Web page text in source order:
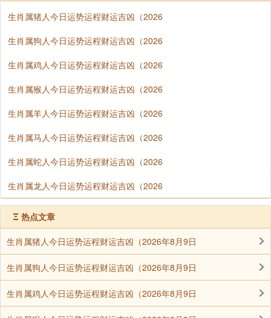
生肖属猪人今日运势运程财运吉凶（2026
生肖属狗人今日运势运程财运吉凶（2026
生肖属鸡人今日运势运程财运吉凶（2026
生肖属猴人今日运势运程财运吉凶（2026
生肖属羊人今日运势运程财运吉凶（2026
生肖属马人今日运势运程财运吉凶（2026
生肖属蛇人今日运势运程财运吉凶（2026
生肖属龙人今日运势运程财运吉凶（2026
Ξ 热点文章
生肖属猪人今日运势运程财运吉凶（2026年8月9日
生肖属狗人今日运势运程财运吉凶（2026年8月9日
生肖属鸡人今日运势运程财运吉凶（2026年8月9日